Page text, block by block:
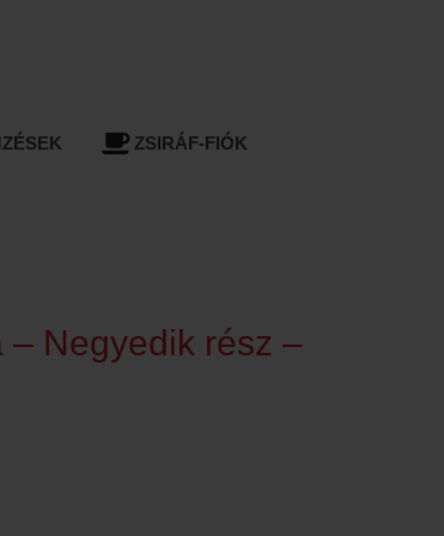
ZSIRÁF-FIÓK
– Negyedik rész –